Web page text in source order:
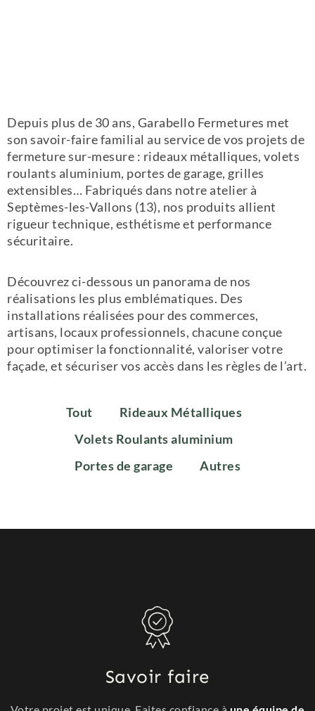
Depuis plus de 30 ans, Garabello Fermetures met
son savoir-faire familial au service de vos projets de
fermeture sur-mesure : rideaux métalliques, volets
roulants aluminium, portes de garage, grilles
extensibles… Fabriqués dans notre atelier à
Septèmes-les-Vallons (13), nos produits allient
rigueur technique, esthétisme et performance
sécuritaire.
Découvrez ci-dessous un panorama de nos
réalisations les plus emblématiques. Des
installations réalisées pour des commerces,
artisans, locaux professionnels, chacune conçue
pour optimiser la fonctionnalité, valoriser votre
façade, et sécuriser vos accès dans les règles de l’art.
Tout
Rideaux Métalliques
Volets Roulants aluminium
Portes de garage
Autres
Savoir faire